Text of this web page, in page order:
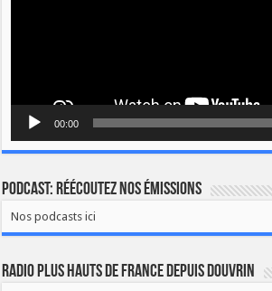
00:00
Podcast: Réécoutez nos émissions
Nos podcasts ici
Radio Plus Hauts de France depuis Douvrin